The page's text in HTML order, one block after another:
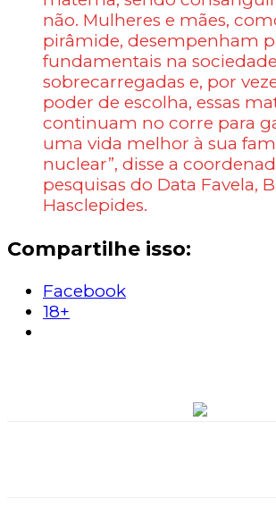
não. Mulheres e mães,
pirâmide, desempenham
fundamentais na
sobrecarregadas e, por
poder de escolha, essas
continuam no corre para
uma vida melhor à sua
nuclear”, disse a
pesquisas do Data Favela,
Hasclepides.
Compartilhe isso:
Facebook
18+